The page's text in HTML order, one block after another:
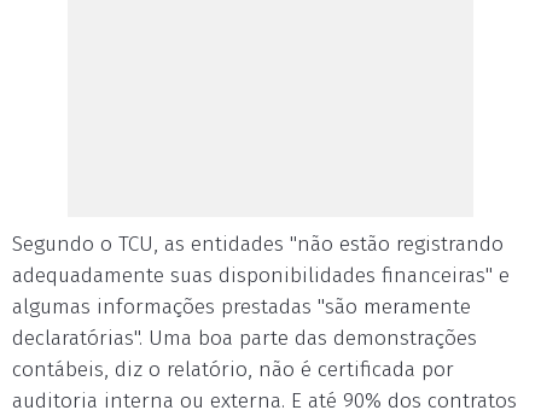
Segundo o TCU, as entidades "não estão registrando
adequadamente suas disponibilidades financeiras" e
algumas informações prestadas "são meramente
declaratórias". Uma boa parte das demonstrações
contábeis, diz o relatório, não é certificada por
auditoria interna ou externa. E até 90% dos contratos